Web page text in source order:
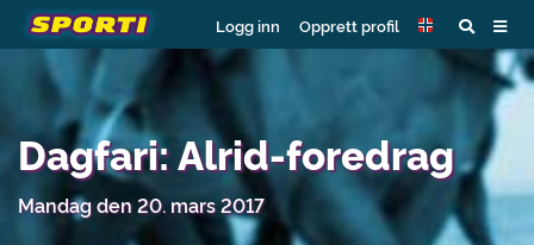
Logg inn Opprett profil
Dagfari: Alrid-foredrag
Mandag den 20. mars 2017